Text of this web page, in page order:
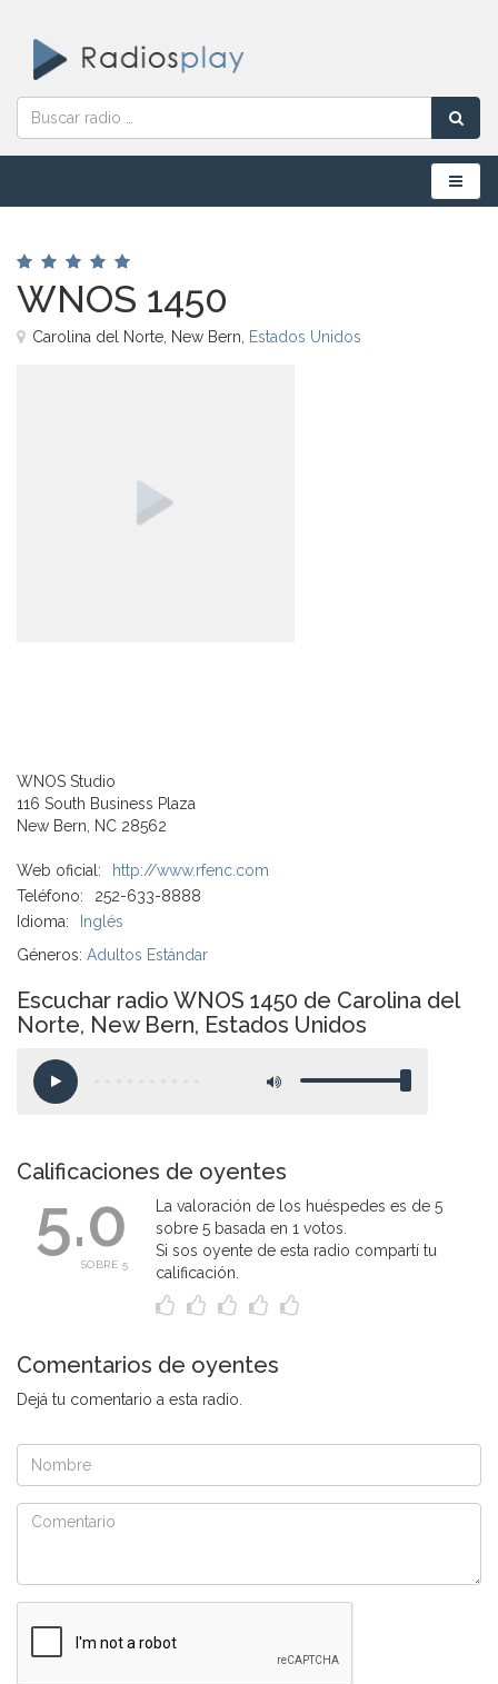
Menú
WNOS 1450
Carolina del Norte, New Bern, Estados Unidos
WNOS Studio
116 South Business Plaza
New Bern, NC 28562
Web oficial:
http://www.rfenc.com
Teléfono:
252-633-8888
Idioma:
Inglés
Géneros: Adultos Estándar
Escuchar radio WNOS 1450 de Carolina del
Norte, New Bern, Estados Unidos
Calificaciones de oyentes
5.0
SOBRE 5
La valoración de los huéspedes es de 5
sobre 5 basada en 1 votos.
Si sos oyente de esta radio compartí tu
calificación.
Comentarios de oyentes
Dejá tu comentario a esta radio.